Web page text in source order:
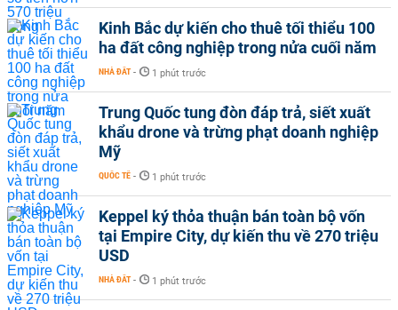
Kinh Bắc dự kiến cho thuê tối thiểu 100
ha đất công nghiệp trong nửa cuối năm
NHÀ ĐẤT - 1 phút trước
Trung Quốc tung đòn đáp trả, siết xuất
khẩu drone và trừng phạt doanh nghiệp
Mỹ
QUỐC TẾ - 1 phút trước
Keppel ký thỏa thuận bán toàn bộ vốn
tại Empire City, dự kiến thu về 270 triệu
USD
NHÀ ĐẤT - 1 phút trước